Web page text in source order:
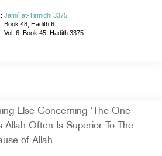
: Jami` at-Tirmidhi 3375
: Book 48, Hadith 6
: Vol. 6, Book 45, Hadith 3375
Else Concerning ‘The One
Allah Often Is Superior To The
of Allah